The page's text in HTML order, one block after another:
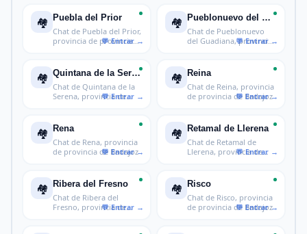
🏘️ Puebla del Prior
Chat de Puebla del Prior,
provincia de provincia
🏘️ Pueblonuevo del Guadiana
Chat de Pueblonuevo
del Guadiana, provincia
🏘️ Quintana de la Serena
Chat de Quintana de la
Serena, provincia de
🏘️ Reina
Chat de Reina, provincia
de provincia de Badajoz
🏘️ Rena
Chat de Rena, provincia
de provincia de Badajoz
🏘️ Retamal de Llerena
Chat de Retamal de
Llerena, provincia de
🏘️ Ribera del Fresno
Chat de Ribera del
Fresno, provincia de
🏘️ Risco
Chat de Risco, provincia
de provincia de Badajoz